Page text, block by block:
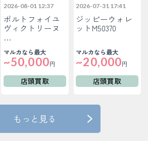
2026-08-01 12:37
ポルトフォイユ
ヴィクトリーヌ
…
マルカなら最大
~50,000円
店頭買取
2026-07-31 17:41
ジッピーウォレ
ットM50370
マルカなら最大
~20,000円
店頭買取
もっと見る